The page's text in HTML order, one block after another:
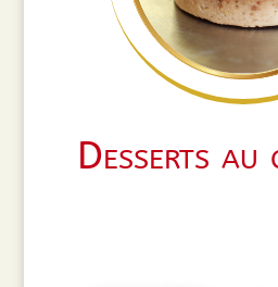
Desserts